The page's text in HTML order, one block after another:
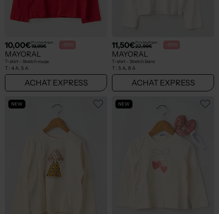
10,00€Prix boutique :
19,99€ -50%
MAYORAL
T-shirt - Stretch rouge
T : 4 A, 5 A
ACHAT EXPRESS
11,50€Prix boutique :
22,99€ -50%
MAYORAL
T-shirt - Stretch blanc
T : 5 A, 8 A
ACHAT EXPRESS
NEW NEW